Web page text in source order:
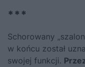
***
Schorowany
w końcu został
swojej funkcji.